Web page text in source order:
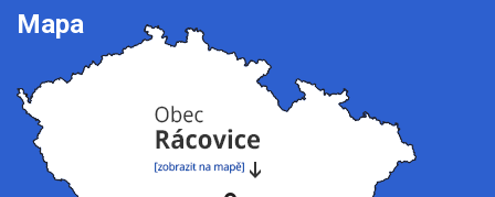
Mapa